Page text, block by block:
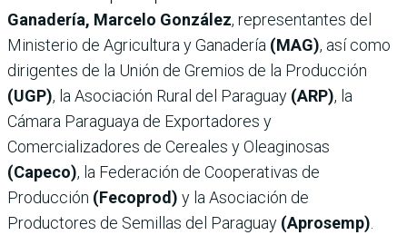
Ganadería, Marcelo González, representantes del
Ministerio de Agricultura y Ganadería (MAG), así como
dirigentes de la Unión de Gremios de la Producción
(UGP), la Asociación Rural del Paraguay (ARP), la
Cámara Paraguaya de Exportadores y
Comercializadores de Cereales y Oleaginosas
(Capeco), la Federación de Cooperativas de
Producción (Fecoprod) y la Asociación de
Productores de Semillas del Paraguay (Aprosemp)